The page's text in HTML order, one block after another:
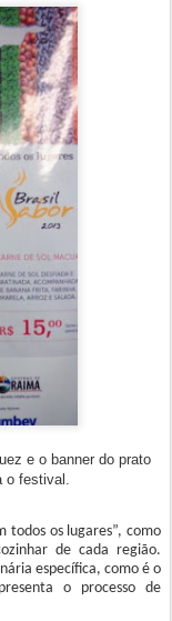
e o banner do prato
o festival.
todos os lugares”, como
de cada região.
específica, como é o
o processo de